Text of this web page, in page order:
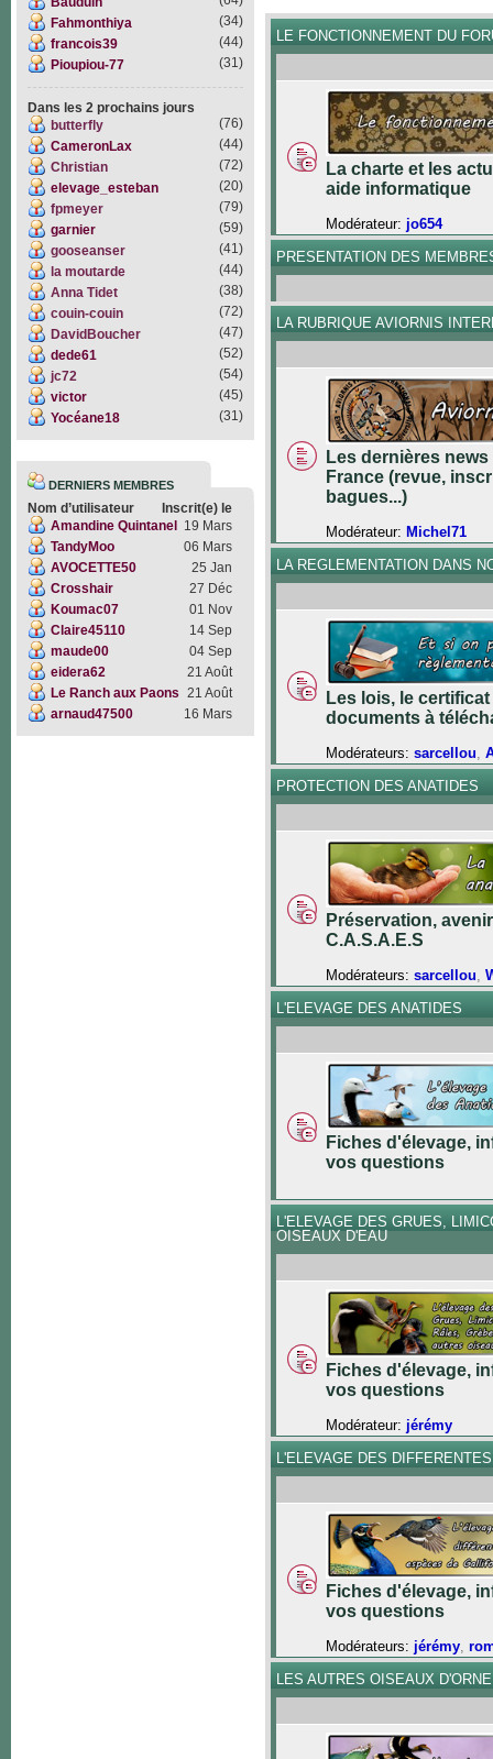
Fahmonthiya
(34)
francois39
(44)
Pioupiou-77
(31)
Dans les 2 prochains jours
butterfly
(76)
CameronLax
(44)
Christian
(72)
elevage_esteban
(20)
fpmeyer
(79)
garnier
(59)
gooseanser
(41)
la moutarde
(44)
Anna Tidet
(38)
couin-couin
(72)
DavidBoucher
(47)
dede61
(52)
jc72
(54)
victor
(45)
Yocéane18
(31)
DERNIERS MEMBRES
Nom d’utilisateur
Inscrit(e) le
Amandine Quintanel
19 Mars
TandyMoo
06 Mars
AVOCETTE50
25 Jan
Crosshair
27 Déc
Koumac07
01 Nov
Claire45110
14 Sep
maude00
04 Sep
eidera62
21 Août
Le Ranch aux Paons 21 Août
arnaud47500
16 Mars
LE FONCTIONNEMENT DU
La charte et les
aide informatique
Modérateur: jo654
PRESENTATION DES
LA RUBRIQUE AVIORNIS
Les dernières
France (revue,
bagues...)
Modérateur: Michel71
LA REGLEMENTATION DANS
Les lois, le
documents à
Modérateurs: sarcellou,
PROTECTION DES ANATIDES
Préservation,
C.A.S.A.E.S
Modérateurs: sarcellou,
L'ELEVAGE DES ANATIDES
Fiches d'élevage,
vos questions
L'ELEVAGE DES GRUES,
OISEAUX D'EAU
Fiches d'élevage,
vos questions
Modérateur: jérémy
L'ELEVAGE DES
Fiches d'élevage,
vos questions
Modérateurs: jérémy,
LES AUTRES OISEAUX